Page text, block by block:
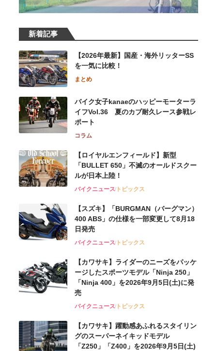
新着記事
【2026年最新】国産・海外リッターSS
を一気に比較！
まとめ
バイク女子kanaeのハッピーモーターラ
イフVol.36 夏のカブ耐久レース参戦レ
ポート
コラム
【ロイヤルエンフィールド】新型
「BULLET 650」不滅のオールドスクー
ルが⽇本上陸！
バイクニューストピックス
【スズキ】「BURGMAN（バーグマン）
400 ABS」の仕様を一部変更して8月18
日発売
バイクニューストピックス
【カワサキ】ライダーのニーズをパッケ
ージしたスポーツモデル「Ninja 250」
「Ninja 400」を2026年9月5日(土)に発
売
バイクニューストピックス
【カワサキ】躍動感あふれるスタイリン
グのスーパーネイキッドモデル
「Z250」「Z400」を2026年9月5日(土)